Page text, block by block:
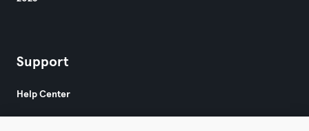
Support
Help Center